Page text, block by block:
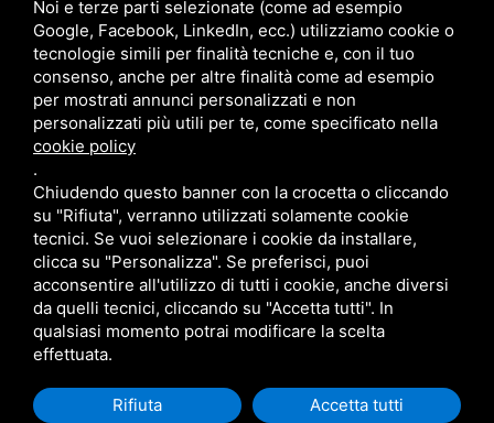
Impianti Elettrici
Sistemi di videosorveglianza
Installazione allarmi
Videocitofoni
Certificazioni impianto elettrico
Installazione cancelli automatici
Noi e terze parti selezionate (come ad esempio
Google, Facebook, LinkedIn, ecc.) utilizziamo cookie o
tecnologie simili per finalità tecniche e, con il tuo
consenso, anche per altre finalità come ad esempio
per mostrati annunci personalizzati e non
personalizzati più utili per te, come specificato nella
cookie policy
.
Chiudendo questo banner con la crocetta o cliccando
su "Rifiuta", verranno utilizzati solamente cookie
tecnici. Se vuoi selezionare i cookie da installare,
clicca su "Personalizza". Se preferisci, puoi
acconsentire all'utilizzo di tutti i cookie, anche diversi
da quelli tecnici, cliccando su "Accetta tutti". In
qualsiasi momento potrai modificare la scelta
effettuata.
Rifiuta Accetta tutti